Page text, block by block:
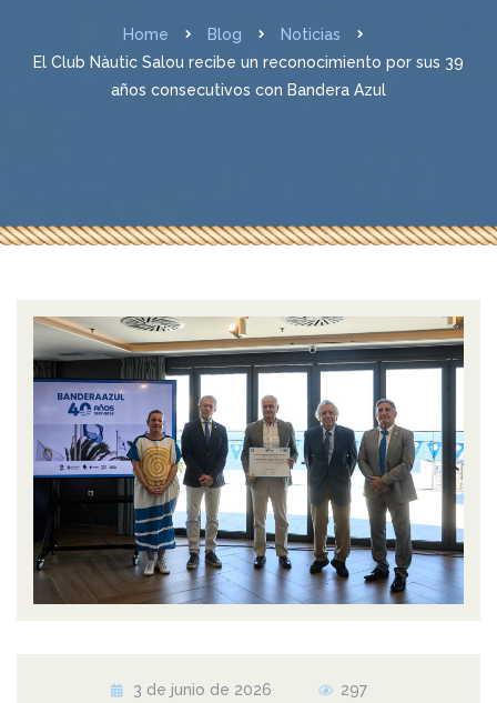
Home Blog
Noticias
El Club Nàutic Salou recibe un reconocimiento por sus 39
años consecutivos con Bandera Azul
3 de junio de 2026 297